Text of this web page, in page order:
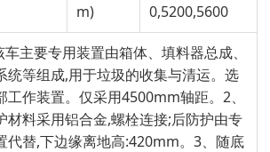
m)
0,5200,5600
车主要专用装置由箱体、填料器总成、
统等组成,用于垃圾的收集与清运。选
工作装置。仅采用4500mm轴距。2、
材料采用铝合金,螺栓连接;后防护由专
代替,下边缘离地高:420mm。3、随底